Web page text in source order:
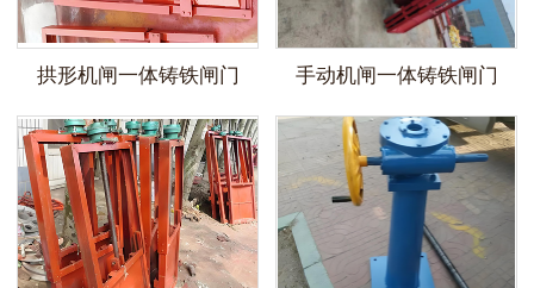
拱形机闸一体铸铁闸门 手动机闸一体铸铁闸门